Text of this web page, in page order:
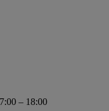
– 18:00